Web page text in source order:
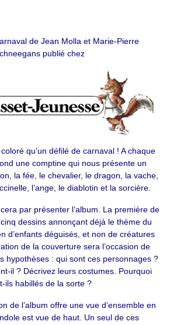
de Jean Molla et Marie-Pierre
publié chez
qu’un défilé de carnaval ! A chaque
une comptine qui nous présente un
la fée, le chevalier, le dragon, la vache,
l’ange, le diablotin et la sorcière.
par présenter l’album. La première de
dessins annonçant déjà le thème du
d’enfants déguisés, et non de créatures
de la couverture sera l’occasion de
hypothèses : qui sont ces personnages ?
il ? Décrivez leurs costumes. Pourquoi
ils habillés de la sorte ?
de l’album offre une vue d’ensemble en
est vue de haut. Un seul de ces